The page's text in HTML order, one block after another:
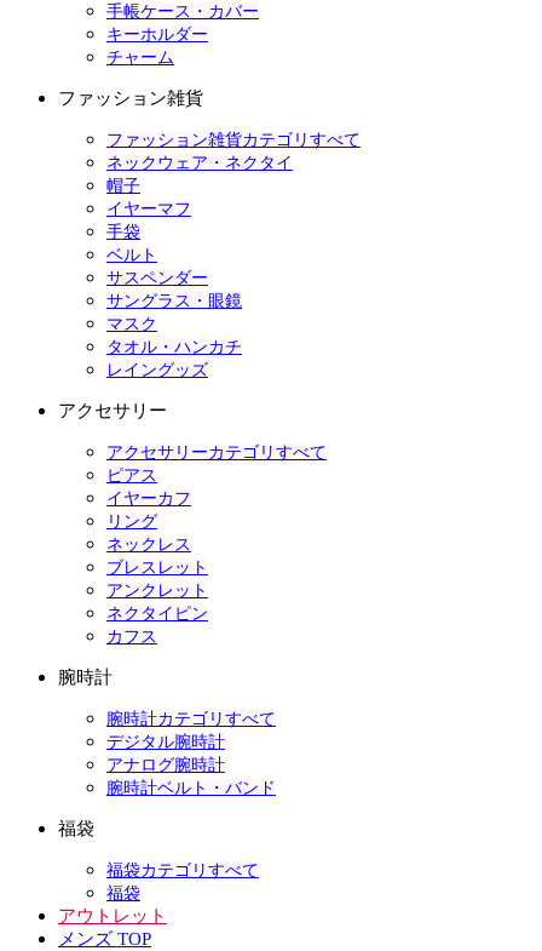
手帳ケース・カバー
キーホルダー
チャーム
ファッション雑貨
ファッション雑貨カテゴリすべて
ネックウェア・ネクタイ
帽子
イヤーマフ
手袋
ベルト
サスペンダー
サングラス・眼鏡
マスク
タオル・ハンカチ
レイングッズ
アクセサリー
アクセサリーカテゴリすべて
ピアス
イヤーカフ
リング
ネックレス
ブレスレット
アンクレット
ネクタイピン
カフス
腕時計
腕時計カテゴリすべて
デジタル腕時計
アナログ腕時計
腕時計ベルト・バンド
福袋
福袋カテゴリすべて
福袋
アウトレット
メンズ TOP